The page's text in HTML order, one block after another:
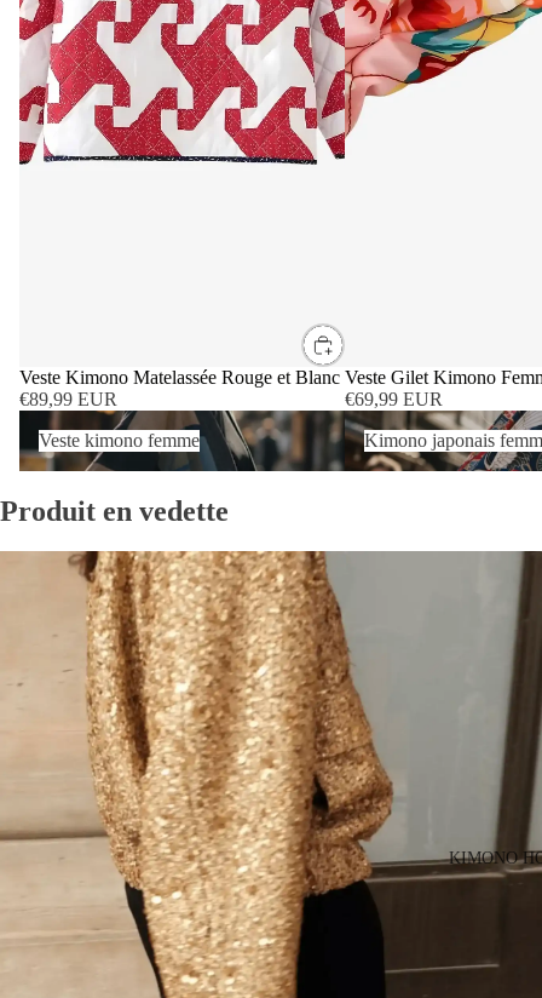
KIMONO
Veste Kimono Matelassée Rouge et Blanc
€89,99 EUR
Veste Gilet Kimono
€69,99 EUR
Veste kimono femme
Veste kimono femme
Kimono japonais femme
Kimono japonais
Produit en vedette